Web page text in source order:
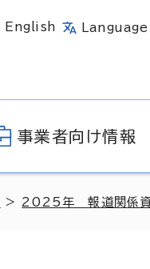
English Language
事業者向け情報
> 2025年 報道関係